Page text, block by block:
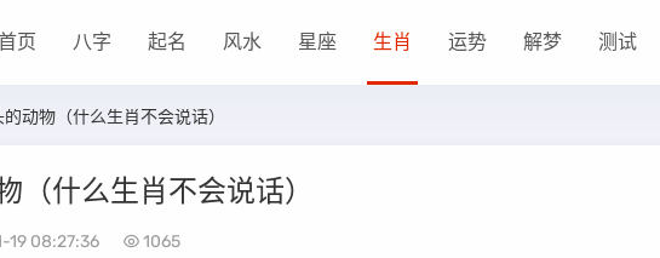
页 八字 起名 风水 星座 生肖 运势 解梦 测试
动物（什么生肖不会说话）
（什么生肖不会说话）
19 08:27:36 1065